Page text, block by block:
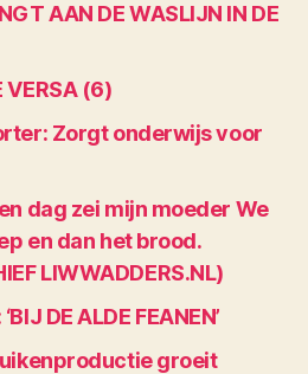
AAN DE WASLIJN IN DE
VERSA (6)
Zorgt onderwijs voor
dag zei mijn moeder We
en dan het brood.
LIWWADDERS.NL)
DE ALDE FEANEN’
groeit